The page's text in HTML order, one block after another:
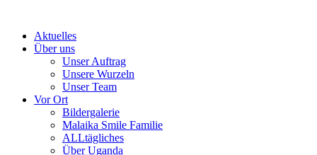
contentAktuelles
Über uns
Unser Auftrag
Unsere Wurzeln
Unser Team
Vor Ort
Bildergalerie
Malaika Smile Familie
ALLtägliches
Über Uganda